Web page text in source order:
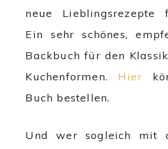
neue Lieblingsrezepte
Ein sehr schönes,
Backbuch für den
Kuchenformen. Hier
Buch bestellen.
Und wer sogleich mit